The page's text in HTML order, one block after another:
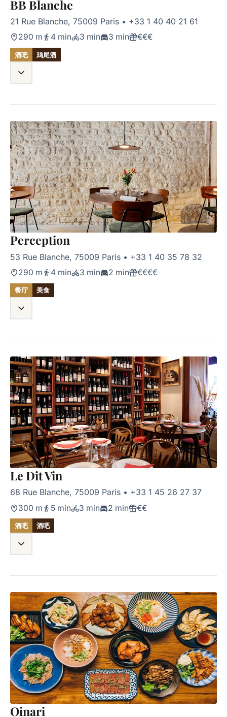
BB Blanche
21 Rue Blanche, 75009 Paris • +33 1 40 40 21 61
290 m 4 min 3 min 3 min €€€
酒吧 鸡尾酒
Perception
53 Rue Blanche, 75009 Paris • +33 1 40 35 78 32
290 m 4 min 3 min 2 min €€€€
餐厅 美食
Le Dit Vin
68 Rue Blanche, 75009 Paris • +33 1 45 26 27 37
300 m 5 min 3 min 2 min €€
酒吧 酒吧
Oinari